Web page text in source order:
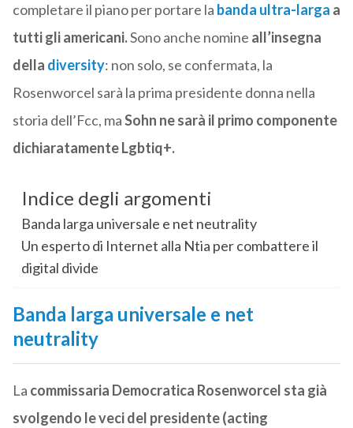
completare il piano per portare la banda ultra-larga a
tutti gli americani.Sono anche nomine all’insegna
della diversity: non solo, se confermata, la
Rosenworcel sarà la prima presidente donna nella
storia dell’Fcc, maSohn ne sarà il primo componente
dichiaratamente Lgbtiq+.
Indice degli argomenti
Banda larga universale e net neutrality
Un esperto di Internet alla Ntia per combattere il
digital divide
Banda larga universale e net
neutrality
La commissaria Democratica Rosenworcel sta già
svolgendo le veci del presidente (acting